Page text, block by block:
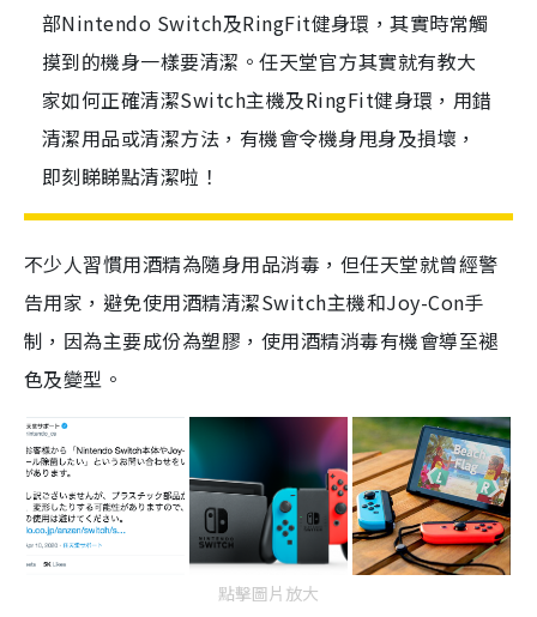
部Nintendo Switch及RingFit健身環，其實時常觸
摸到的機身一樣要清潔。任天堂官方其實就有教大
家如何正確清潔Switch主機及RingFit健身環，用錯
清潔用品或清潔方法，有機會令機身甩身及損壞，
即刻睇睇點清潔啦！
不少人習慣用酒精為隨身用品消毒，但任天堂就曾經警
告用家，避免使用酒精清潔Switch主機和Joy-Con手
制，因為主要成份為塑膠，使用酒精消毒有機會導至褪
色及變型。
點擊圖片放大